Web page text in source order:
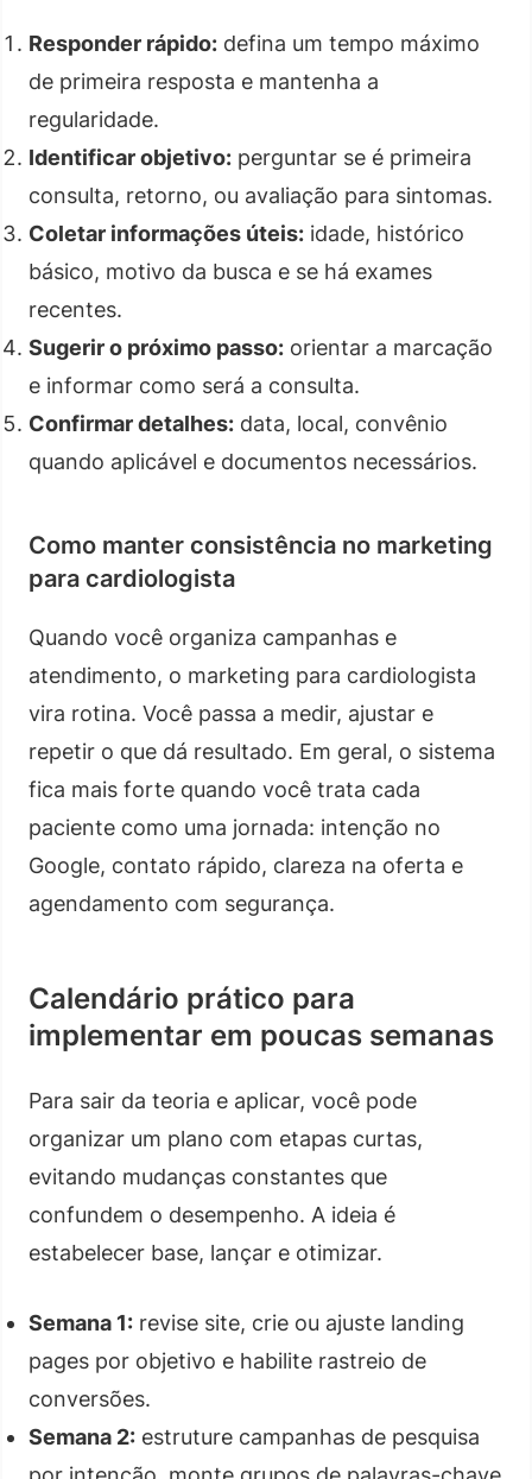
Responder rápido: defina um tempo máximo
de primeira resposta e mantenha a
regularidade.
Identificar objetivo: perguntar se é primeira
consulta, retorno, ou avaliação para sintomas.
Coletar informações úteis: idade, histórico
básico, motivo da busca e se há exames
recentes.
Sugerir o próximo passo: orientar a marcação
e informar como será a consulta.
Confirmar detalhes: data, local, convênio
quando aplicável e documentos necessários.
Como manter consistência no marketing
para cardiologista
Quando você organiza campanhas e
atendimento, o marketing para cardiologista
vira rotina. Você passa a medir, ajustar e
repetir o que dá resultado. Em geral, o sistema
fica mais forte quando você trata cada
paciente como uma jornada: intenção no
Google, contato rápido, clareza na oferta e
agendamento com segurança.
Calendário prático para
implementar em poucas semanas
Para sair da teoria e aplicar, você pode
organizar um plano com etapas curtas,
evitando mudanças constantes que
confundem o desempenho. A ideia é
estabelecer base, lançar e otimizar.
Semana 1: revise site, crie ou ajuste landing
pages por objetivo e habilite rastreio de
conversões.
Semana 2: estruture campanhas de pesquisa